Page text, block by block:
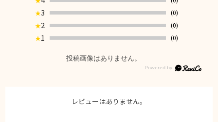
★3
(0)
★2
(0)
★1 (0)
投稿画像はありません。
レビューはありません。